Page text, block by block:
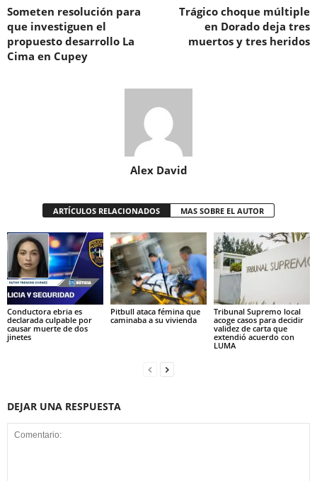
Someten resolución para
que investiguen el
propuesto desarrollo La
Cima en Cupey
Trágico choque múltiple
en Dorado deja tres
muertos y tres heridos
Alex David
ARTÍCULOS RELACIONADOS MAS SOBRE EL AUTOR
Conductora ebria es
declarada culpable por
causar muerte de dos
jinetes
Pitbull ataca fémina que
caminaba a su vivienda
Tribunal Supremo local
acoge casos para decidir
validez de carta que
extendió acuerdo con
LUMA
DEJAR UNA RESPUESTA